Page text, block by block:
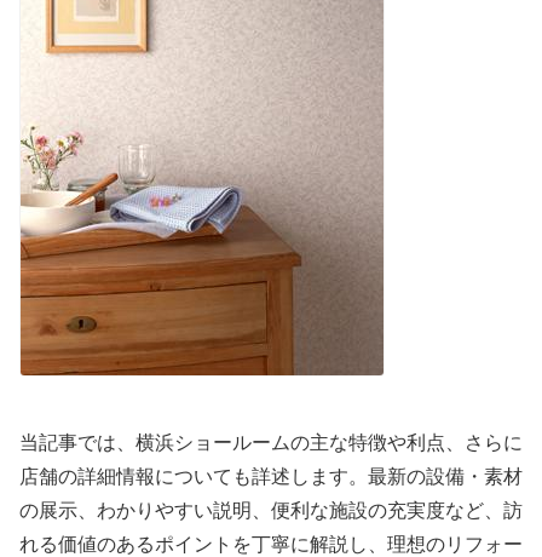
当記事では、横浜ショールームの主な特徴や利点、さらに
店舗の詳細情報についても詳述します。最新の設備・素材
の展示、わかりやすい説明、便利な施設の充実度など、訪
れる価値のあるポイントを丁寧に解説し、理想のリフォー